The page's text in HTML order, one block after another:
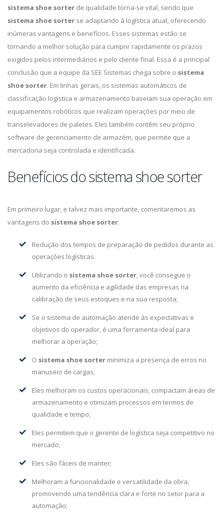
sistema shoe sorter de qualidade torna-se vital, sendo que
sistema shoe sorter se adaptando à logística atual, oferecendo
inúmeras vantagens e benefícios. Esses sistemas estão se
tornando a melhor solução para cumprir rapidamente os prazos
exigidos pelos intermediários e pelo cliente final. Essa é a principal
conclusão que a equipe da SEE Sistemas chega sobre o sistema
shoe sorter. Em linhas gerais, os sistemas automáticos de
classificação logística e armazenamento baseiam sua operação em
equipamentos robóticos que realizam operações por meio de
transelevadores de paletes. Eles também contêm seu próprio
software de gerenciamento de armazém, que permite que a
mercadoria seja controlada e identificada.
Benefícios do sistema shoe sorter
Em primeiro lugar, e talvez mais importante, comentaremos as
vantagens do sistema shoe sorter:
Redução dos tempos de preparação de pedidos durante as
operações logísticas.
Utilizando o sistema shoe sorter, você consegue o
aumento da eficiência e agilidade das empresas na
calibração de seus estoques e na sua resposta;
Se o sistema de automação atende às expectativas e
objetivos do operador, é uma ferramenta ideal para
melhorar a operação;
O sistema shoe sorter minimiza a presença de erros no
manuseio de cargas;
Eles melhoram os custos operacionais, compactam áreas de
armazenamento e otimizam processos em termos de
qualidade e tempo;
Eles permitem que o gerente de logística seja competitivo no
mercado;
Eles são fáceis de manter;
Melhoram a funcionalidade e versatilidade da obra,
promovendo uma tendência clara e forte no setor para a
automação;